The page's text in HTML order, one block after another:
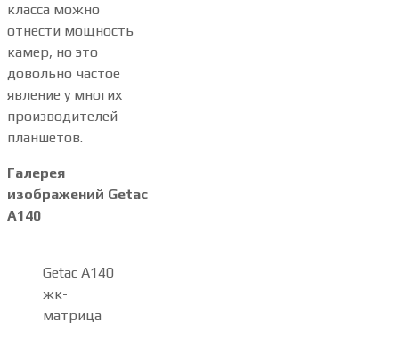
класса можно
отнести мощность
камер, но это
довольно частое
явление у многих
производителей
планшетов.
Галерея
изображений Getac
A140
Getac A140
жк-
матрица